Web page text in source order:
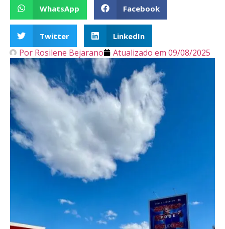
WhatsApp Facebook
Twitter LinkedIn
Por Rosilene Bejarano Atualizado em 09/08/2025